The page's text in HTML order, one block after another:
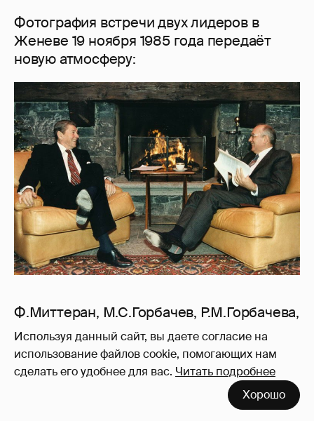
Используя данный сайт, вы даете согласие на
использование файлов cookie, помогающих нам
сделать его удобнее для вас. Читать подробнее
Хорошо
Фотография встречи двух лидеров в
Женеве 19 ноября 1985 года передаёт
новую атмосферу:
Ф.Миттеран, М.С.Горбачев, Р.М.Горбачева,
Д.Миттеран. Париж, 2 октября 1985: